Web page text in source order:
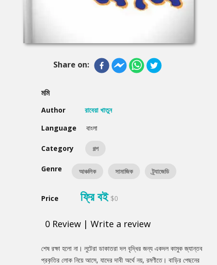
Share on:
মমি
Author
রাবেয়া খাতুন
Language
বাংলা
Category গল্প
Genre আঞ্চলিক সামাজিক ট্র্যাজেডি
Price ফ্রি বই $0
0 Review | Write a review
Summery
শেষ রক্ষা হলো না। লুটেরা ডাকাতরা দল বৃদ্ধির জন্য একদল কামুক জ্যান্তব
প্রকৃতির লোক নিয়ে আসে, যাদের দাবী অর্থে নয়, রমণীতে। বাড়ির পেছনের